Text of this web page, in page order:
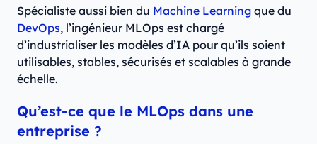
Spécialiste aussi bien du Machine Learning que du
DevOps, l’ingénieur MLOps est chargé
d’industrialiser les modèles d’IA pour qu’ils soient
utilisables, stables, sécurisés et scalables à grande
échelle.
Qu’est-ce que le MLOps dans une
entreprise ?